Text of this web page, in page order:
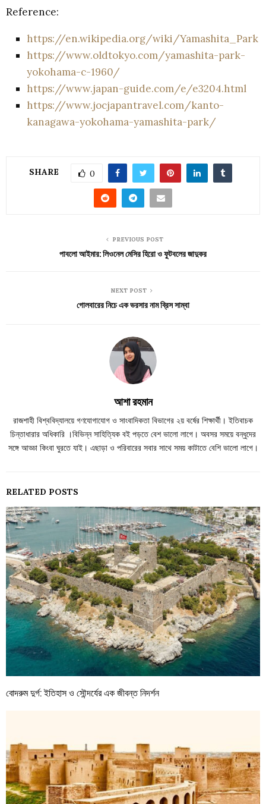
Reference:
https://en.wikipedia.org/wiki/Yamashita_Park
https://www.oldtokyo.com/yamashita-park-
yokohama-c-1960/
https://www.japan-guide.com/e/e3204.html
https://www.jocjapantravel.com/kanto-
kanagawa-yokohama-yamashita-park/
SHARE 0
PREVIOUS POST
পাবলো আইমার: লিওনেল মেসির হিরো ও ফুটবলের জাদুকর
NEXT POST
গোলবারের নিচে এক ভরসার নাম ব্রিস সাম্বা
আশা রহমান
রাজশাহী বিশ্ববিদ্যালয়ে গণযোগাযোগ ও সাংবাদিকতা বিভাগের ২য় বর্ষের শিক্ষার্থী। ইতিবাচক
চিন্তাধারার অধিকারি ।বিভিন্ন সাহিত্যিক বই পড়তে বেশ ভালো লাগে। অবসর সময়ে বন্ধুদের
সঙ্গে আড্ডা কিংবা ঘুরতে যাই। এছাড়া ও পরিবারের সবার সাথে সময় কাটাতে বেশি ভালো লাগে।
RELATED POSTS
বোদরুম দুর্গ: ইতিহাস ও সৌন্দর্যের এক জীবন্ত নিদর্শন